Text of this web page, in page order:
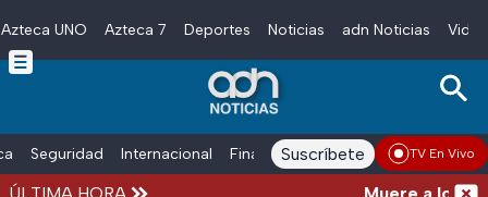
Skip to main content
Azteca UNO Azteca 7 Deportes Noticias adn Noticias
Seguridad Internacional Finanzas adn Noticias Radio
Suscríbete TV En Vivo
ÚLTIMA HORA Muere a los 68